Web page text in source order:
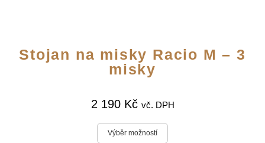
Stojan na misky Racio M – 3
misky
2 190 Kč vč. DPH
Výběr možností